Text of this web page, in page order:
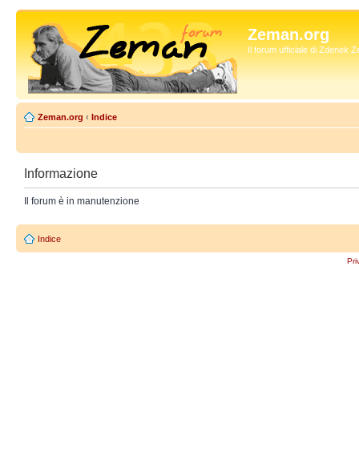
Zeman.org
Il forum ufficiale di Zdenek
Zeman.org ‹ Indice
Informazione
Il forum è in manutenzione
Indice